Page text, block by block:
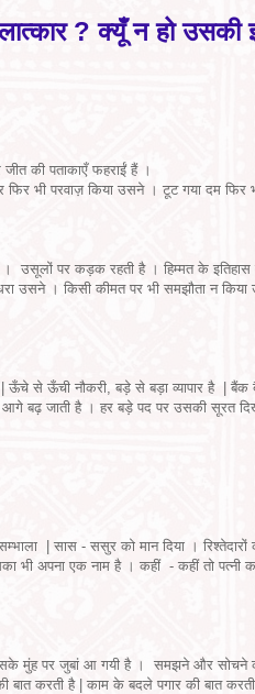
? क्यूँ न हो उसकी
की पताकाएँ फहराईं हैं ।
फिर भी परवाज़ किया उसने । टूट गया दम
उसूलों पर कड़क रहती है । हिम्मत के इतिहास
उसने । किसी कीमत पर भी समझौता न
से ऊँची नौकरी, बड़े से बड़ा व्यापार है |
बढ़ जाती है । हर बड़े पद पर उसकी सूरत
| सास - ससुर को मान दिया ।
भी अपना एक नाम है । कहीं - कहीं तो पत्नी का
मुंह पर जुबां आ गयी है । समझने और सोचने
बात करती है | काम के बदले पगार की बात